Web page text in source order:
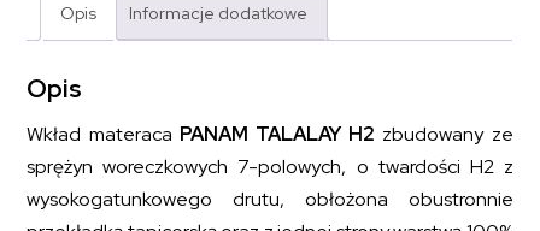
180x200
Opis Informacje dodatkowe
Opis
Wkład materaca PANAM TALALAY H2 zbudowany ze
sprężyn woreczkowych 7-polowych, o twardości H2 z
wysokogatunkowego drutu, obłożona obustronnie